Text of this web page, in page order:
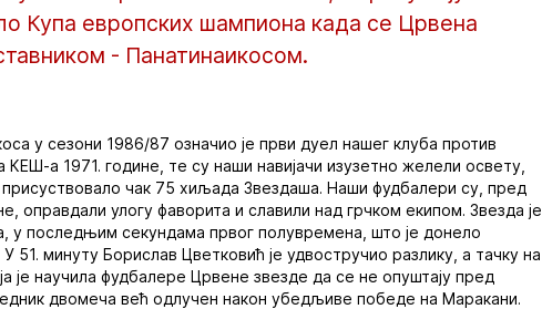
Купа европских шампиона када се Црвена
- Панатинаикосом.
у сезони 1986/87 означио је први дуел нашег клуба против
а 1971. године, те су наши навијачи изузетно желели освету,
чак 75 хиљада Звездаша. Наши фудбалери су, пред
оправдали улогу фаворита и славили над грчком екипом. Звезда је
последњим секундама првог полувремена, што је донело
минуту Борислав Цветковић је удвостручио разлику, а тачку на
је научила фудбалере Црвене звезде да се не опуштају пред
двомеча већ одлучен након убедљиве победе на Маракани.